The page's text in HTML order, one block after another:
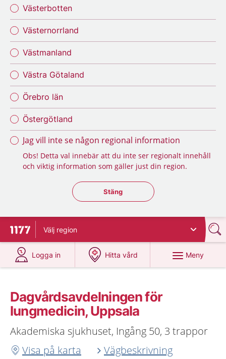
Västerbotten
Västernorrland
Västmanland
Västra Götaland
Örebro län
Östergötland
Jag vill inte se någon regional information
Obs! Detta val innebär att du inte ser regionalt innehåll
och viktig information som gäller just din region.
Stäng regionsväljaren
Stäng
Till startsidan för 1177
Välj region
Logga in
på 1177.se
Hitta vård
på 1177.se
Meny
Dagvårdsavdelningen för
lungmedicin, Uppsala
Akademiska sjukhuset, Ingång 50, 3 trappor
Visa på karta
Vägbeskrivning